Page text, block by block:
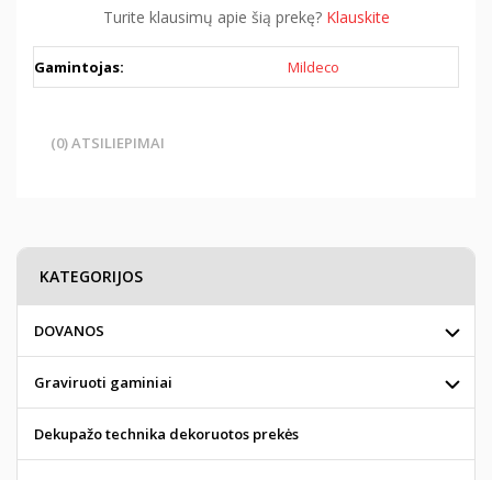
Turite klausimų apie šią prekę? Klauskite
Gamintojas: Mildeco
(0) ATSILIEPIMAI
KATEGORIJOS
DOVANOS
Graviruoti gaminiai
Dekupažo technika dekoruotos prekės